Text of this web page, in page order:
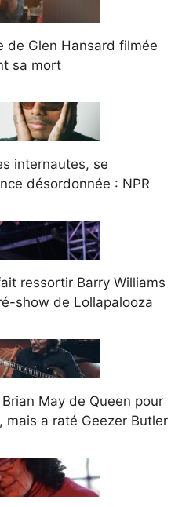
de Glen Hansard filmée
sa mort
internautes, se
désordonnée : NPR
ressortir Barry Williams
show de Lollapalooza
May de Queen pour
mais a raté Geezer Butler